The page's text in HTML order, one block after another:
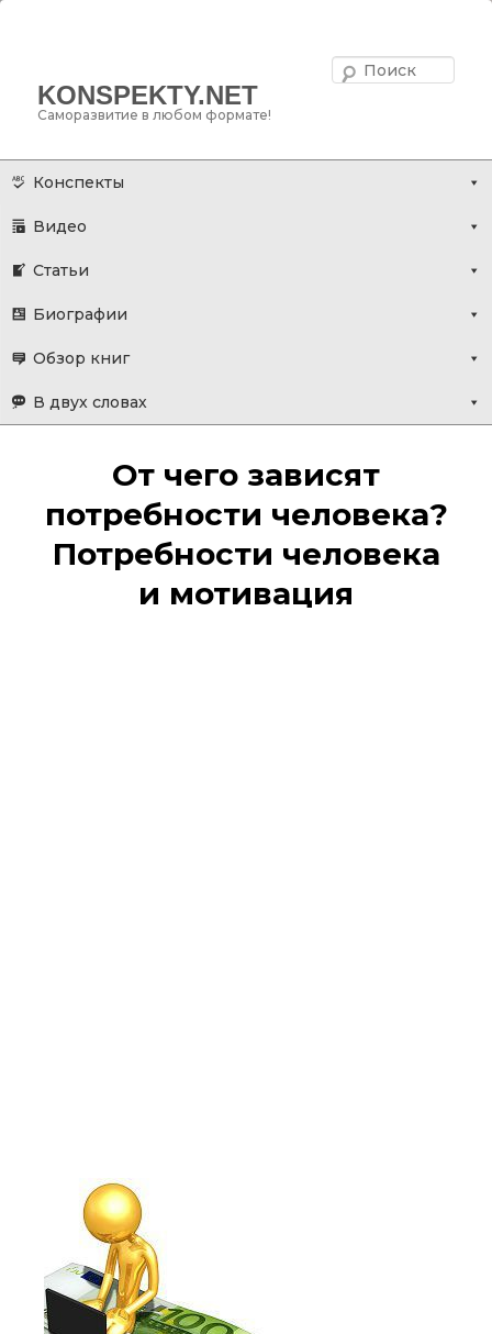
KONSPEKTY.NET
Саморазвитие в любом формате!
Главное меню
основному
Конспекты
Видео
Статьи
Биографии
Обзор книг
В двух словах
От чего зависят
потребности человека?
Потребности человека
и мотивация